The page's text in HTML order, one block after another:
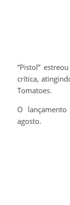
“Pistol”
crítica,
Tomatoes.
O
agosto.